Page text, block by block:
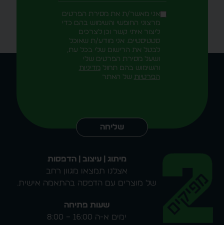
אני מאשר/ת את מסירת הפרטים
מרצוני החופשי והשימוש בהם כדי
ליצור איתי קשר וכן לצרכים
סטטיסטיים. אני מודע/ת שאוכל
לבטל את הרישום שלי בכל עת,
ושעל מסירת הפרטים שלי
והשימוש בהם תחול מדיניות
הפרטיות של האתר
שליחה
מיתוג | עיצוב | הדפסות
אצלנו תמצאו מגוון רחב
של מוצרים עם הדפסה בהתאמה אישית.
שעות פתיחה
ימים א-ה 16:00 – 8:00